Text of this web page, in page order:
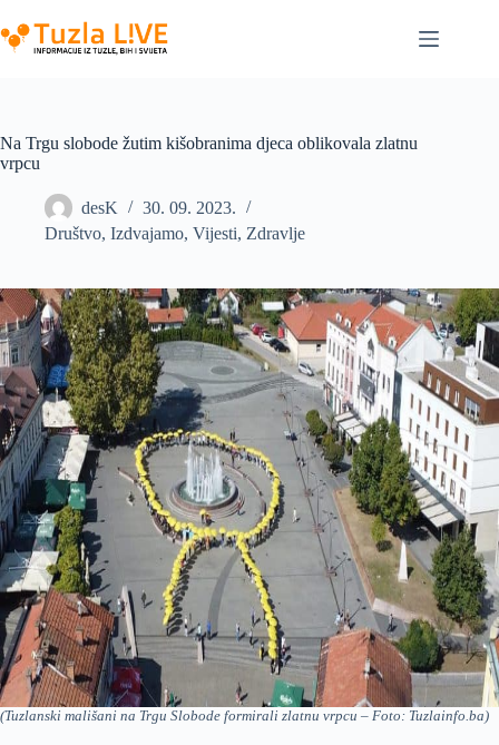
to
content
Na Trgu slobode žutim kišobranima djeca oblikovala zlatnu
vrpcu
desK
30. 09. 2023.
Društvo, Izdvajamo, Vijesti, Zdravlje
(Tuzlanski mališani na Trgu Slobode formirali zlatnu vrpcu – Foto: Tuzlainfo.ba)